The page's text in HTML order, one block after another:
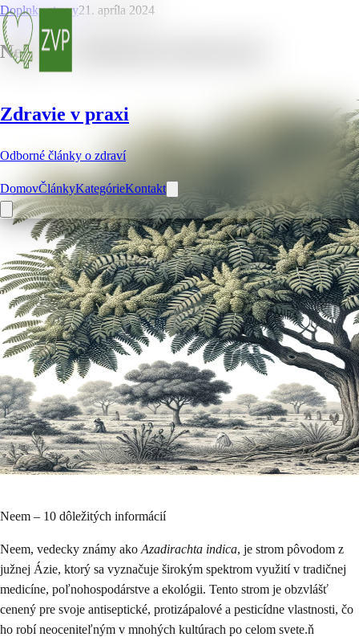
Zdravie v praxi
Odborné články o zdraví
DomovČlánkyKategórieKontakt
Doplnky stravy21. apríla 2024
Neem – 10 dôležitých informácií
Neem – 10 dôležitých informácií
Neem, vedecky známy ako Azadirachta indica, je strom pôvodom z
južnej Ázie, ktorý sa vyznačuje širokým spektrom využití v tradičnej
medicíne, poľnohospodárstve a ekológii. Tento strom je obzvlášť
cenený pre svoje antiseptické, protizápalové a pesticídne vlastnosti, čo
ho robí neoceniteľným v mnohých kultúrach po celom svete.ň